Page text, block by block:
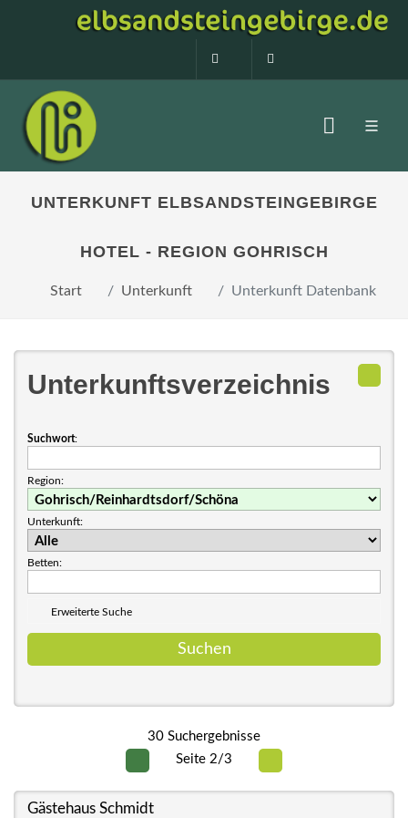
0160 99873408
UNTERKUNFT ELBSANDSTEINGEBIRGE
HOTEL - REGION GOHRISCH
Start Unterkunft Unterkunft Datenbank
Unterkunftsverzeichnis
Suchwort:
Region:
Unterkunft:
Betten:
Erweiterte Suche
30 Suchergebnisse
Seite 2/3
Gästehaus Schmidt